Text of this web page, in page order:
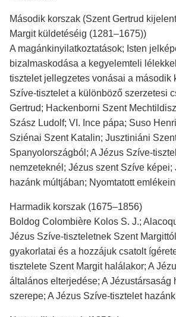
Második korszak (Szent Gertrud
Margit küldetéséig (1281–1675))
A magánkinyilatkoztatások; Isten
bizalmaskodása a kegyelemteli
tisztelet jellegzetes vonásai a második
Szíve-tisztelet a különböző szerzetesi
Gertrud; Hackenborni Szent
Szász Ludolf; VI. Ince pápa; Suso
Sziénai Szent Katalin; Jusztiniáni
Spanyolországból; A Jézus Szíve-
nemzeteknél; Jézus szent Szíve képei;
hazánk múltjában; Nyomtatott
Harmadik korszak (1675–1856)
Boldog Colombière Kolos S. J.;
Jézus Szíve-tiszteletnek Szent
gyakorlatai és a hozzájuk csatolt
tisztelete Szent Margit halálakor; A
általános elterjedése; A Jézustársaság
szerepe; A Jézus Szíve-tisztelet